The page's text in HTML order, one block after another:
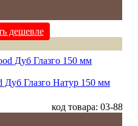
дешевле
Дуб Глазго Натур 150 мм
код товара: 03-88